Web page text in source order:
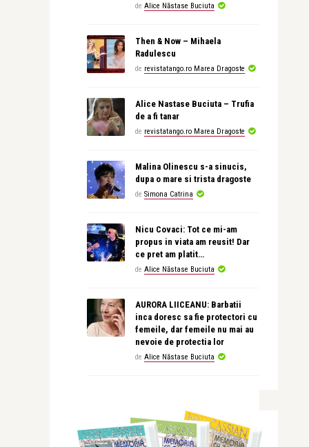
de Alice Năstase Buciuta
Then & Now – Mihaela
Radulescu
de revistatango.ro Marea Dragoste
Alice Nastase Buciuta – Trufia
de a fi tanar
de revistatango.ro Marea Dragoste
Malina Olinescu s-a sinucis,
dupa o mare si trista dragoste
de Simona Catrina
Nicu Covaci: Tot ce mi-am
propus in viata am reusit! Dar
ce pret am platit…
de Alice Năstase Buciuta
AURORA LIICEANU: Barbatii
inca doresc sa fie protectori cu
femeile, dar femeile nu mai au
nevoie de protectia lor
de Alice Năstase Buciuta